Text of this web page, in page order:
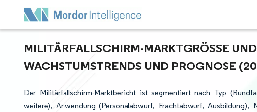
MILITÄRFALLSCHIRM-MARKTGRÖSSE UND
ACHSTUMSTRENDS UND PROGNOSE
Der Militärfallschirm-Marktbericht ist segmentiert nach Typ
weitere), Anwendung (Personalabwurf, Frachtabwurf, Ausbildung),